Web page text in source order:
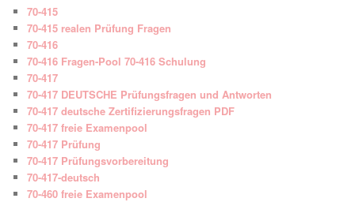
70-415
70-415 realen Prüfung Fragen
70-416
70-416 Fragen-Pool 70-416 Schulung
70-417
70-417 DEUTSCHE Prüfungsfragen und Antworten
70-417 deutsche Zertifizierungsfragen PDF
70-417 freie Examenpool
70-417 Prüfung
70-417 Prüfungsvorbereitung
70-417-deutsch
70-460 freie Examenpool